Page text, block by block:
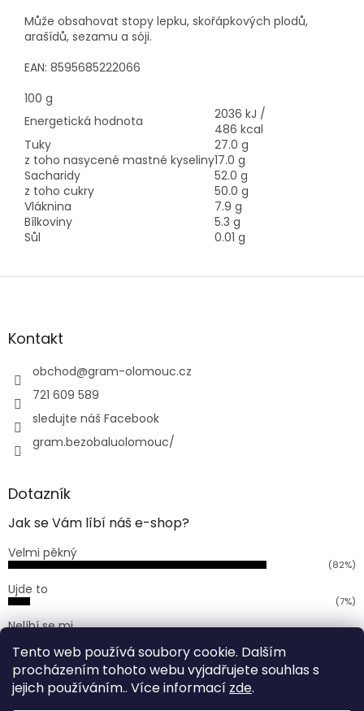
Tento web používá soubory cookie. Dalším
procházením tohoto webu vyjadřujete souhlas s
jejich používáním.. Více informací zde.
Může obsahovat stopy lepku, skořápkových plodů,
arašídů, sezamu a sóji.
EAN: 8595685222066
100 g
Energetická hodnota
2036 kJ /
486 kcal
Tuky
27.0 g
z toho nasycené mastné kyseliny17.0 g
Sacharidy
52.0 g
z toho cukry
50.0 g
Vláknina
7.9 g
Bílkoviny
5.3 g
Sůl
0.01 g
Z
aKontakt
obchod@gram-olomouc.cz
721 609 589
sledujte náš Facebook
gram.bezobaluolomouc/
Dotazník
Jak se Vám líbí náš e-shop?
Velmi pěkný
(82%)
Ujde to
(7%)
Nelíbí se mi
Počet hlasů: 168